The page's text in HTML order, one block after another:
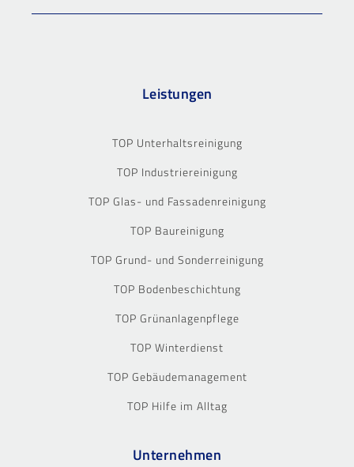
Leistungen
TOP Unterhaltsreinigung
TOP Industriereinigung
TOP Glas- und Fassadenreinigung
TOP Baureinigung
TOP Grund- und Sonderreinigung
TOP Bodenbeschichtung
TOP Grünanlagenpflege
TOP Winterdienst
TOP Gebäudemanagement
TOP Hilfe im Alltag
Unternehmen